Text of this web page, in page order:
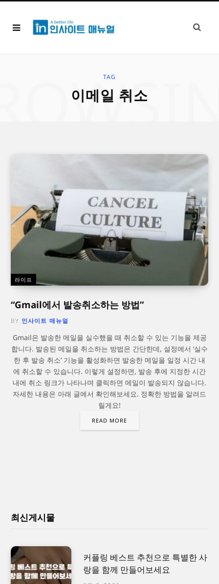
TAG
이메일 취소
라이프
“Gmail에서 발송취소하는 방법”
BY 인사이트 매뉴얼
Gmail은 발송한 메일을 실수했을 때 취소할 수 있는 기능을 제공
합니다. 발송된 메일을 취소하는 방법은 간단한데, 설정에서 ‘실수
한 후 발송 취소’ 기능을 활성화하면 발송한 메일을 일정 시간 내
에 취소할 수 있습니다. 이렇게 설정하면, 발송 후에 지정한 시간
내에 취소 링크가 나타나며 클릭하면 메일이 발송되지 않습니다.
자세한 내용은 아래 글에서 확인해보세요. 정확한 방법을 알려드
릴게요!
READ MORE
최신게시물
커플링 베스트 추천으로 특별한 사
랑을 함께 만들어보세요